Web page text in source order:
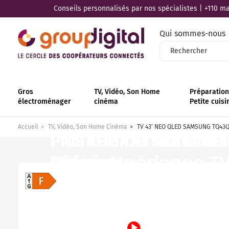
Conseils personnalisés par nos spécialistes | +110
Qui sommes-nous
Gros
électroménager
TV, Vidéo, Son Home
cinéma
Petite
Accueil TV, Vidéo, Son Home Cinéma TV 43' NEO QLED SAMSUNG